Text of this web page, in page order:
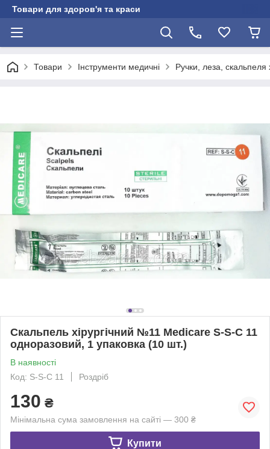
Товари для здоров'я та краси
Товари Інструменти медичні Ручки, леза, скальпеля
Скальпель хірургічний №11 Medicare S-S-C 11
одноразовий, 1 упаковка (10 шт.)
В наявності
Код: S-S-С 11
Роздріб
130 ₴
Мінімальна сума замовлення на сайті — 300 ₴
Купити